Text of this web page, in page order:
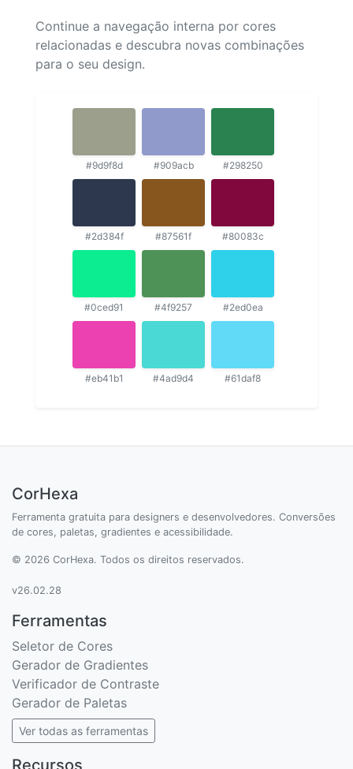
Continue a navegação interna por cores
relacionadas e descubra novas combinações
para o seu design.
#9d9f8d #909acb #298250
#2d384f #87561f #80083c
#0ced91 #4f9257 #2ed0ea
#eb41b1 #4ad9d4 #61daf8
CorHexa
Ferramenta gratuita para designers e desenvolvedores. Conversões
de cores, paletas, gradientes e acessibilidade.
© 2026 CorHexa. Todos os direitos reservados.
v26.02.28
Ferramentas
Seletor de Cores
Gerador de Gradientes
Verificador de Contraste
Gerador de Paletas
Ver todas as ferramentas
Recursos